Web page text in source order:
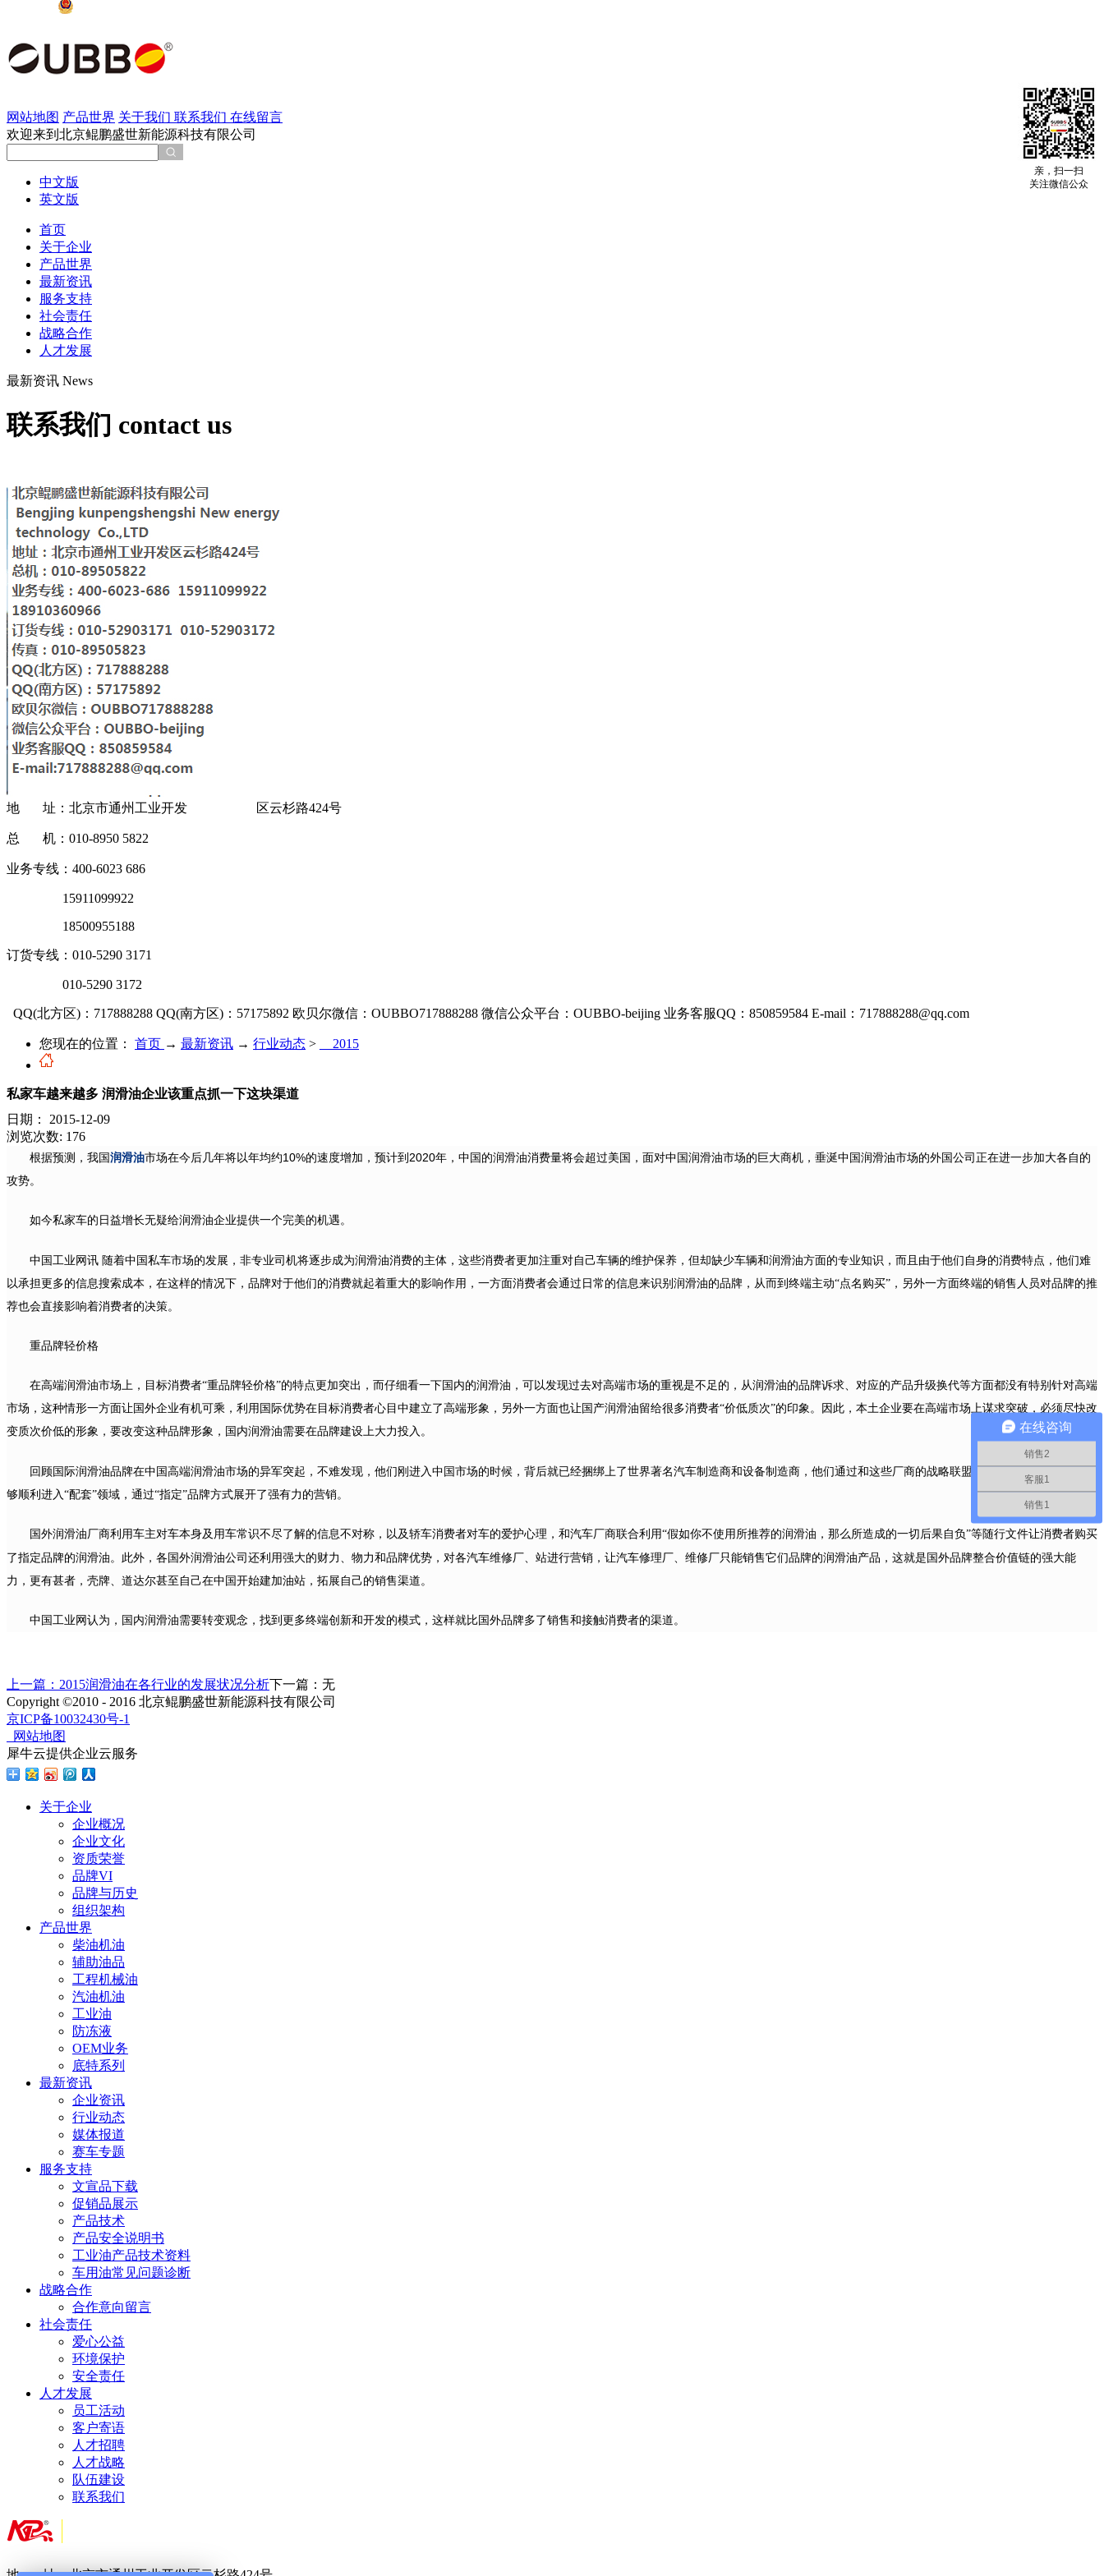
网站地图 产品世界 关于我们 联系我们 在线留言
欢迎来到北京鲲鹏盛世新能源科技有限公司
中文版
英文版
首页
关于企业
产品世界
最新资讯
服务支持
社会责任
战略合作
人才发展
最新资讯 News
联系我们 contact us
地 址：北京市通州工业开发 区云杉路424号
总 机：010-8950 5822
业务专线：400-6023 686
15911099922
18500955188
订货专线：010-5290 3171
010-5290 3172
QQ(北方区)：717888288 QQ(南方区)：57175892 欧贝尔微信：OUBBO717888288 微信公众平台：OUBBO-beijing 业务客服QQ：850859584 E-mail： 717888288@qq.com
您现在的位置： 首页 → 最新资讯 → 行业动态 > __2015
私家车越来越多 润滑油企业该重点抓一下这块渠道
日期：
2015-12-09
浏览次数: 176
根据预测，我国 润滑油市场在今后几年将以年均约10%的速度增加，预计到 2020年，中国的润滑油消费量将会超过美国，面对中国润滑油市场的巨大商机，垂涎中国润滑油市场的外国公司正在进一步加大各自的
攻势。
如今私家车的日益增长无疑给润滑油企业提供一个完美的机遇。
中国工业网讯 随着中国私车市场的发展，非专业司机将逐步成为润滑油消费的主体，这些消费者更加注重对自己车辆的维护保养，但却缺少车辆和润滑油方面的专业知识，而且由于他们自身的消费特点，他们难
以承担更多的信息搜索成本，在这样的情况下，品牌对于他们的消费就起着重大的影响作用，一方面消费者会通过日常的信息来识别润滑油的品牌，从而到终端主动“点名购买”，另外一方面终端的销售人员对品牌的推
荐也会直接影响着消费者的决策。
重品牌轻价格
在高端润滑油市场上，目标消费者“重品牌轻价格”的特点更加突出，而仔细看一下国内的润滑油，可以发现过去对高端市场的重视是不足的，从润滑油的品牌诉求、对应的产品升级换代等方面都没有特别针对高端
市场，这种情形一方面让国外企业有机可乘，利用国际优势在目标消费者心目中建立了高端形象，另外一方面也让国产润滑油留给很多消费者“价低质次”的印象。因此，本土企业要在高端市场上谋求突破，必须尽快改
变质次价低的形象，要改变这种品牌形象，国内润滑油需要在品牌建设上大力投入。
回顾国际润滑油品牌在中国高端润滑油市场的异军突起，不难发现，他们刚进入中国市场的时候，背后就已经捆绑上了世界著名汽车制造商和设备制造商，他们通过和这些厂商的战略联盟关系，借助OEM
够顺利进入“配套”领域，通过“指定”品牌方式展开了强有力的营销。
国外润滑油厂商利用车主对车本身及用车常识不尽了解的信息不对称，以及轿车消费者对车的爱护心理，和汽车厂商联合利用“假如你不使用所推荐的润滑油，那么所造成的一切后果自负”等随行文件让消费者购买
了指定品牌的润滑油。 此外，各国外润滑油公司还利用强大的财力、物力和品牌优势，对各汽车维修厂、站进行营销，让汽车修理厂、维修厂只能销售它们品牌的润滑油产品，这就是国外品牌整合价值链的强大能
力，更有甚者，壳牌、道达尔甚至自己在中国开始建加油站，拓展自己的销售渠道。
中国工业网认为，国内润滑油需要转变观念，找到更多终端创新和开发的模式，这样就比国外品牌多了销售和接触消费者的渠道。
上一篇： 2015润滑油在各行业的发展状况分析 下一篇：无
Copyright ©2010 - 2016 北京鲲鹏盛世新能源科技有限公司
京ICP备10032430号-1
网站地图
犀牛云提供企业云服务
关于企业
企业概况
企业文化
资质荣誉
品牌VI
品牌与历史
组织架构
产品世界
柴油机油
辅助油品
工程机械油
汽油机油
工业油
防冻液
OEM业务
底特系列
最新资讯
企业资讯
行业动态
媒体报道
赛车专题
服务支持
文宣品下载
促销品展示
产品技术
产品安全说明书
工业油产品技术资料
车用油常见问题诊断
战略合作
合作意向留言
社会责任
爱心公益
环境保护
安全责任
人才发展
员工活动
客户寄语
人才招聘
人才战略
队伍建设
联系我们
亲，扫一扫
关注微信公众
在线咨询
销售2
客服1
销售1